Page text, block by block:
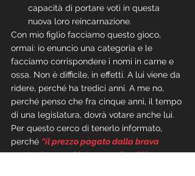
capacità di portare voti in questa
nuova loro reincarnazione.
Con mio figlio facciamo questo gioco,
ormai: io enuncio una categoria e le
facciamo corrispondere i nomi in carne e
ossa. Non è difficile, in effetti. A lui viene da
ridere, perché ha tredici anni. A me no,
perché penso che fra cinque anni, il tempo
di una legislatura, dovrà votare anche lui.
Per questo cerco di tenerlo informato,
perché “il prezzo pagato dalla brava
gente che non si interessa di politica –